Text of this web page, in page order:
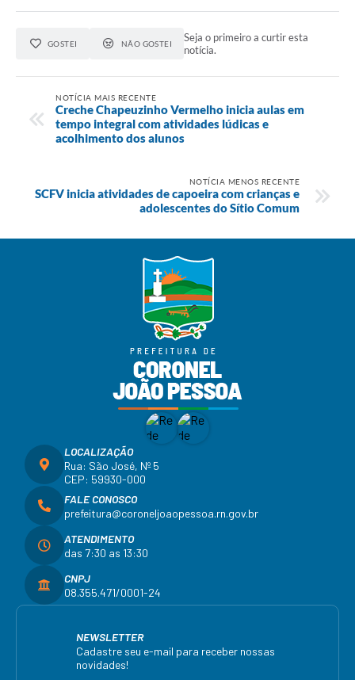
GOSTEI NÃO GOSTEI
Seja o primeiro a curtir esta
notícia.
NOTÍCIA MAIS RECENTE
Creche Chapeuzinho Vermelho inicia aulas em
tempo integral com atividades lúdicas e
acolhimento dos alunos
NOTÍCIA MENOS RECENTE
SCFV inicia atividades de capoeira com crianças e
adolescentes do Sítio Comum
LOCALIZAÇÃO
Rua: São José, Nº 5
CEP: 59930-000
FALE CONOSCO
prefeitura@coroneljoaopessoa.rn.gov.br
ATENDIMENTO
das 7:30 as 13:30
CNPJ
08.355.471/0001-24
NEWSLETTER
Cadastre seu e-mail para receber nossas
novidades!